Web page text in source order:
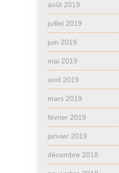
août 2019
juillet 2019
juin 2019
mai 2019
avril 2019
mars 2019
février 2019
janvier 2019
décembre 2018